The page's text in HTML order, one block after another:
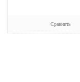
Сравнить